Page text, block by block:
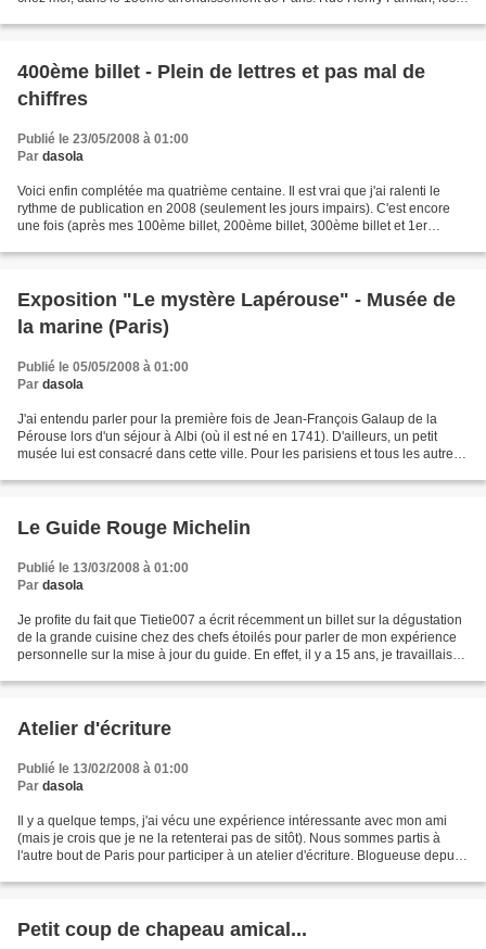
400ème billet - Plein de lettres et pas mal de
chiffres
Publié le 23/05/2008 à 01:00
Par dasola
Voici enfin complétée ma quatrième centaine. Il est vrai que j'ai ralenti le
rythme de publication en 2008 (seulement les jours impairs). C'est encore
une fois (après mes 100ème billet, 200ème billet, 300ème billet et 1er
Exposition "Le mystère Lapérouse" - Musée de
la marine (Paris)
Publié le 05/05/2008 à 01:00
Par dasola
J'ai entendu parler pour la première fois de Jean-François Galaup de la
Pérouse lors d'un séjour à Albi (où il est né en 1741). D'ailleurs, un petit
musée lui est consacré dans cette ville. Pour les parisiens et tous les autres
Le Guide Rouge Michelin
Publié le 13/03/2008 à 01:00
Par dasola
Je profite du fait que Tietie007 a écrit récemment un billet sur la dégustation
de la grande cuisine chez des chefs étoilés pour parler de mon expérience
personnelle sur la mise à jour du guide. En effet, il y a 15 ans, je travaillais
Atelier d'écriture
Publié le 13/02/2008 à 01:00
Par dasola
Il y a quelque temps, j'ai vécu une expérience intéressante avec mon ami
(mais je crois que je ne la retenterai pas de sitôt). Nous sommes partis à
l'autre bout de Paris pour participer à un atelier d'écriture. Blogueuse depuis
Petit coup de chapeau amical...